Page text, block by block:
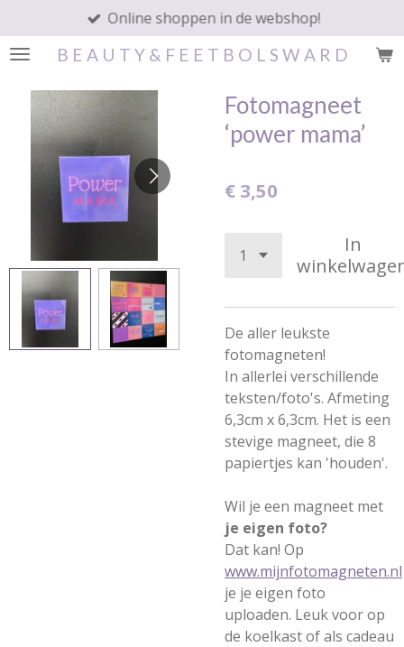
direct
naar
hoofdinhoud
B E A U T Y & F E E T B O L S W A R D
Online shoppen in de webshop!
Fotomagneet
‘power mama’
€ 3,50
In
De aller leukste
fotomagneten!
In allerlei verschillende
teksten/foto's. Afmeting
6,3cm x 6,3cm. Het is een
stevige magneet, die 8
papiertjes kan 'houden'.
Wil je een magneet met
je eigen foto?
Dat kan! Op
www.mijnfotomagneten.nl
je je eigen foto
uploaden. Leuk voor op
de koelkast of als cadeau